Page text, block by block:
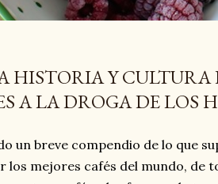
HISTORIA Y CULTURA
A LA DROGA DE LOS
un breve compendio de lo que
mejores cafés del mundo, de